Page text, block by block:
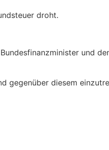
droht.
und
gegenüber diesem